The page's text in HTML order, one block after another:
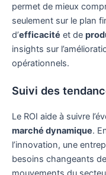
permet de mieux
seulement sur le plan
d’efficacité et de
insights sur
opérationnels.
Suivi des
Le ROI aide à suivre
marché dynamique.
l’innovation, une
besoins changeants